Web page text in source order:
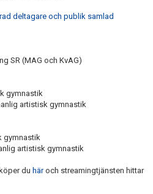
deltagare och publik samlad
SR (MAG och KvAG)
gymnastik
artistisk gymnastik
gymnastik
artistisk gymnastik
du häroch streamingtjänsten hittar